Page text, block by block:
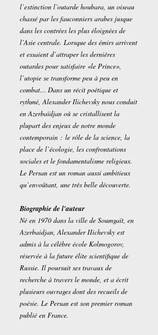
l’extinction l’outarde houbara, un oiseau
chassé par les fauconniers arabes jusque
dans les contrées les plus éloignées de
l’Asie centrale. Lorsque des émirs arrivent
et essaient d’attraper les dernières
outardes pour satisfaire «le Prince»,
l’utopie se transforme peu à peu en
combat… Dans un récit poétique et
rythmé, Alexander Ilichevsky nous conduit
en Azerbaïdjan où se cristallisent la
plupart des enjeux de notre monde
contemporain : le rôle de la science, la
place de l’écologie, les confrontations
sociales et le fondamentalisme religieux.
Le Persan est un roman aussi ambitieux
qu’envoûtant, une très belle découverte.
Biographie de l'auteur
Né en 1970 dans la ville de Soumgaït, en
Azerbaidjan, Alexander IIichevsky est
admis à la célèbre école Kolmogorov,
réservée à la future élite scientifique de
Russie. Il poursuit ses travaux de
recherche à travers le monde, et a écrit
plusieurs ouvrages dont des recueils de
poésie. Le Persan est son premier roman
publié en France.